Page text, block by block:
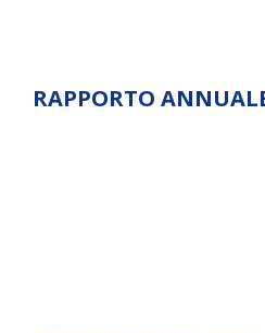
RAPPORTO